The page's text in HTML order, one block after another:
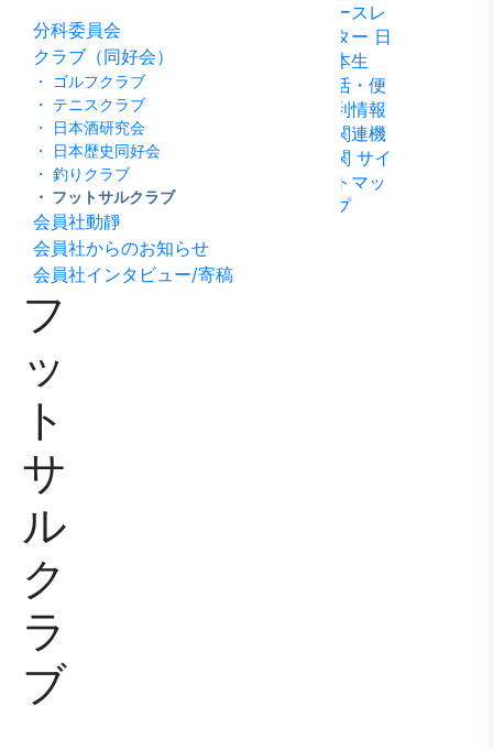
会 東京
支部
ェブア
クセシ
ビリテ
ィ方針
ースレ
ター 日
本生
活・便
利情報
関連機
関 サイ
トマッ
プ
分科委員会
クラブ（同好会）
・ ゴルフクラブ
・ テニスクラブ
・ 日本酒研究会
・ 日本歴史同好会
・ 釣りクラブ
・ フットサルクラブ
会員社動靜
会員社からのお知らせ
会員社インタビュー/寄稿
フ
ッ
ト
サ
ル
ク
ラ
ブ